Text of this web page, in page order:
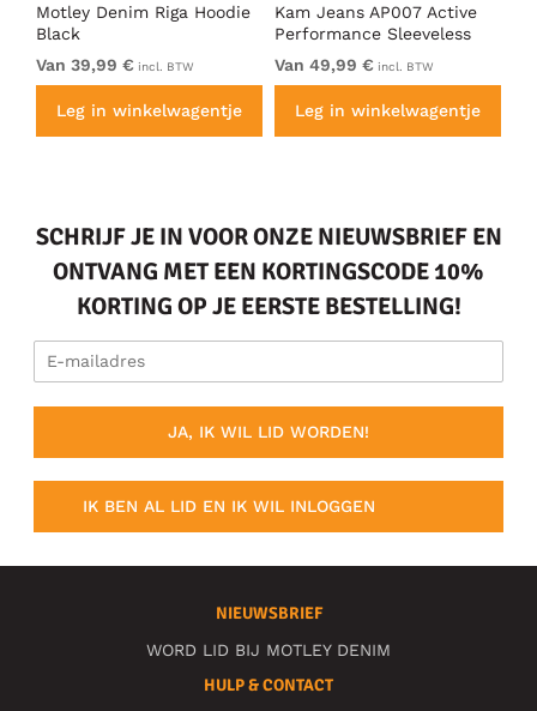
Motley Denim Riga Hoodie
Black
Van 39,99 € incl. BTW
Leg in winkelwagentje
Kam Jeans AP007 Active
Performance Sleeveless
Hoody Grey
Van 49,99 € incl. BTW
Leg in winkelwagentje
SCHRIJF JE IN VOOR ONZE NIEUWSBRIEF EN
ONTVANG MET EEN KORTINGSCODE 10%
KORTING OP JE EERSTE BESTELLING!
JA, IK WIL LID WORDEN!
IK BEN AL LID EN IK WIL INLOGGEN
NIEUWSBRIEF
WORD LID BIJ MOTLEY DENIM
HULP & CONTACT